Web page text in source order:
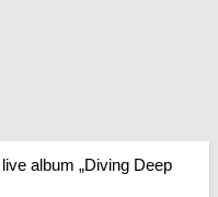
album „Diving Deep